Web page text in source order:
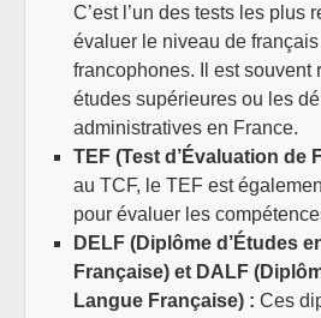
C’est l’un des tests les plus
évaluer le niveau de
francophones. Il est souvent
études supérieures ou les
administratives en France.
TEF (Test d’Évaluation de
au TCF, le TEF est
pour évaluer les
DELF (Diplôme d’Études
Française) et DALF
Langue Française) : Ces